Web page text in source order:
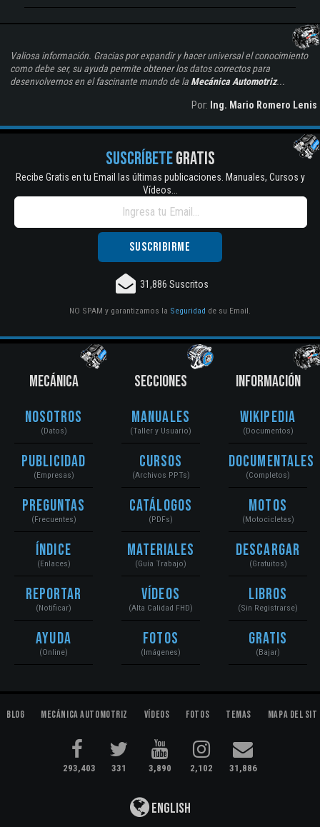
Valiosa información. Gracias por expandir y hacer universal el conocimiento
como debe ser, su ayuda permite obtener los datos correctos para
desenvolvernos en el fascinante mundo de la Mecánica Automotriz...
Por: Ing. Mario Romero Lenis
SUSCRÍBETEGRATIS
Recibe Gratis en tu Email las últimas publicaciones. Manuales, Cursos y
Vídeos...
31,886 Suscritos
NO SPAM y garantizamos la Seguridad de su Email.
MECÁNICA
Nosotros
(Datos)
Publicidad
(Empresas)
Preguntas
(Frecuentes)
Índice
(Enlaces)
Reportar
(Notificar)
Ayuda
(Online)
SECCIONES
Manuales
(Taller y Usuario)
Cursos
(Archivos PPTs)
Catálogos
(PDFs)
Materiales
(Guía Trabajo)
Vídeos
(Alta Calidad FHD)
Fotos
(Imágenes)
INFORMACIÓN
Wikipedia
(Documentos)
Documentales
(Completos)
Motos
(Motocicletas)
Descargar
(Gratuitos)
Libros
(Sin Registrarse)
Gratis
(Bajar)
Blog Mecánica Automotriz Vídeos Fotos Temas Mapa del
293,403 331 3,890 2,102 31,886
English